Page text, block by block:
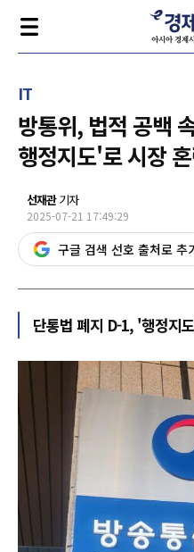
IT
방통위, 법적 공백
행정지도'로 시장
선재관기자
2025-07-21 17:49:29
구글 검색 선호 출처로 추
단통법 폐지 D-1, '행정지